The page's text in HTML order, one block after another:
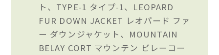
ト、TYPE-1 タイプ-1、LEOPARD
FUR DOWN JACKET レオパード ファ
ー ダウンジャケット、MOUNTAIN
BELAY CORT マウンテン ビレーコー